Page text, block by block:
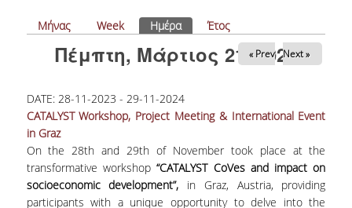
ΕΚΔΗΛΩΣΕΙΣ
PROFESSIONAL COURSE
ΣΧΕΤΙΚΑ
ΘΕΜΑΤΙΚΕΣ ΕΝΟΤΗΤΕΣ
Πρωτεύουσες καρτέλες
Μήνας Week Ημέρα(ενεργή καρτέλα)
Έτος
Πέμπτη, Μάρτιος 21, 2024
« Prev Next »
DATE: 28-11-2023 - 29-11-2024
CATALYST Workshop, Project Meeting & International Event
in Graz
On the 28th and 29th of November took place at the
transformative workshop“CATALYST CoVes and impact on
socioeconomic development”, in Graz, Austria, providing
participants with a unique opportunity to delve into the